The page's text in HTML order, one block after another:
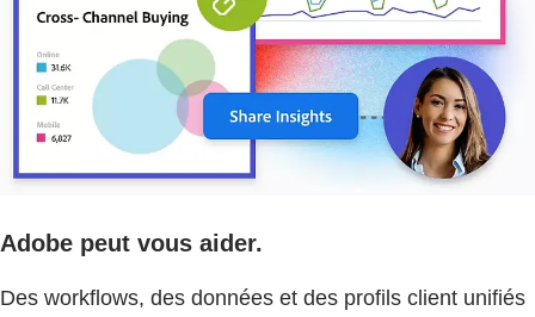
Adobe peut vous aider.
Des workflows, des données et des profils client unifiés